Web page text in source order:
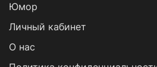
Юмор
Личный кабинет
О нас